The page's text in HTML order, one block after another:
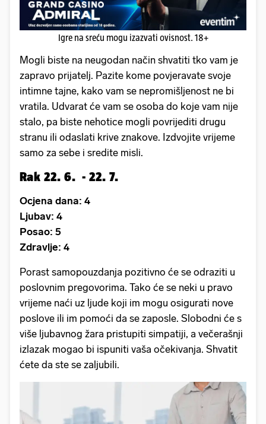
Igre na sreću mogu izazvati ovisnost. 18+
Mogli biste na neugodan način shvatiti tko vam je
zapravo prijatelj. Pazite kome povjeravate svoje
intimne tajne, kako vam se nepromišljenost ne bi
vratila. Udvarat će vam se osoba do koje vam nije
stalo, pa biste nehotice mogli povrijediti drugu
stranu ili odaslati krive znakove. Izdvojite vrijeme
samo za sebe i sredite misli.
Rak 22. 6. - 22. 7.
Ocjena dana: 4
Ljubav: 4
Posao: 5
Zdravlje: 4
Porast samopouzdanja pozitivno će se odraziti u
poslovnim pregovorima. Tako će se neki u pravo
vrijeme naći uz ljude koji im mogu osigurati nove
poslove ili im pomoći da se zaposle. Slobodni će s
više ljubavnog žara pristupiti simpatiji, a večerašnji
izlazak mogao bi ispuniti vaša očekivanja. Shvatit
ćete da ste se zaljubili.